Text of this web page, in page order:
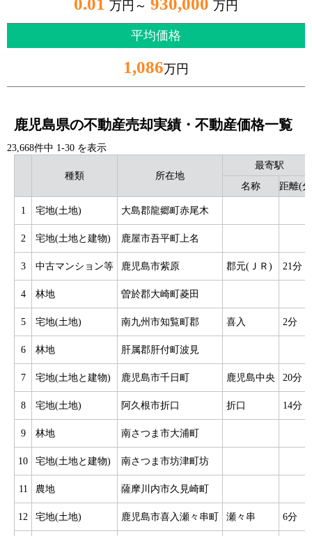
万円～ 万円
平均価格
1,086万円
鹿児島県の不動産売却実績・不動産価格一覧
23,668件中 1-30 を表示
種類 所在地
最寄駅
名称
距離(
1 宅地(土地) 大島郡龍郷町赤尾木
2 宅地(土地と建物) 鹿屋市吾平町上名
3 中古マンション等 鹿児島市紫原 郡元(ＪＲ) 21分
4 林地 曽於郡大崎町菱田
5 宅地(土地) 南九州市知覧町郡 喜入 2分
6 林地 肝属郡肝付町波見
7 宅地(土地と建物) 鹿児島市千日町 鹿児島中央 20分
8 宅地(土地) 阿久根市折口 折口 14分
9 林地 南さつま市大浦町
10 宅地(土地と建物) 南さつま市坊津町坊
11 農地 薩摩川内市久見崎町
12 宅地(土地) 鹿児島市喜入瀬々串町 瀬々串 6分